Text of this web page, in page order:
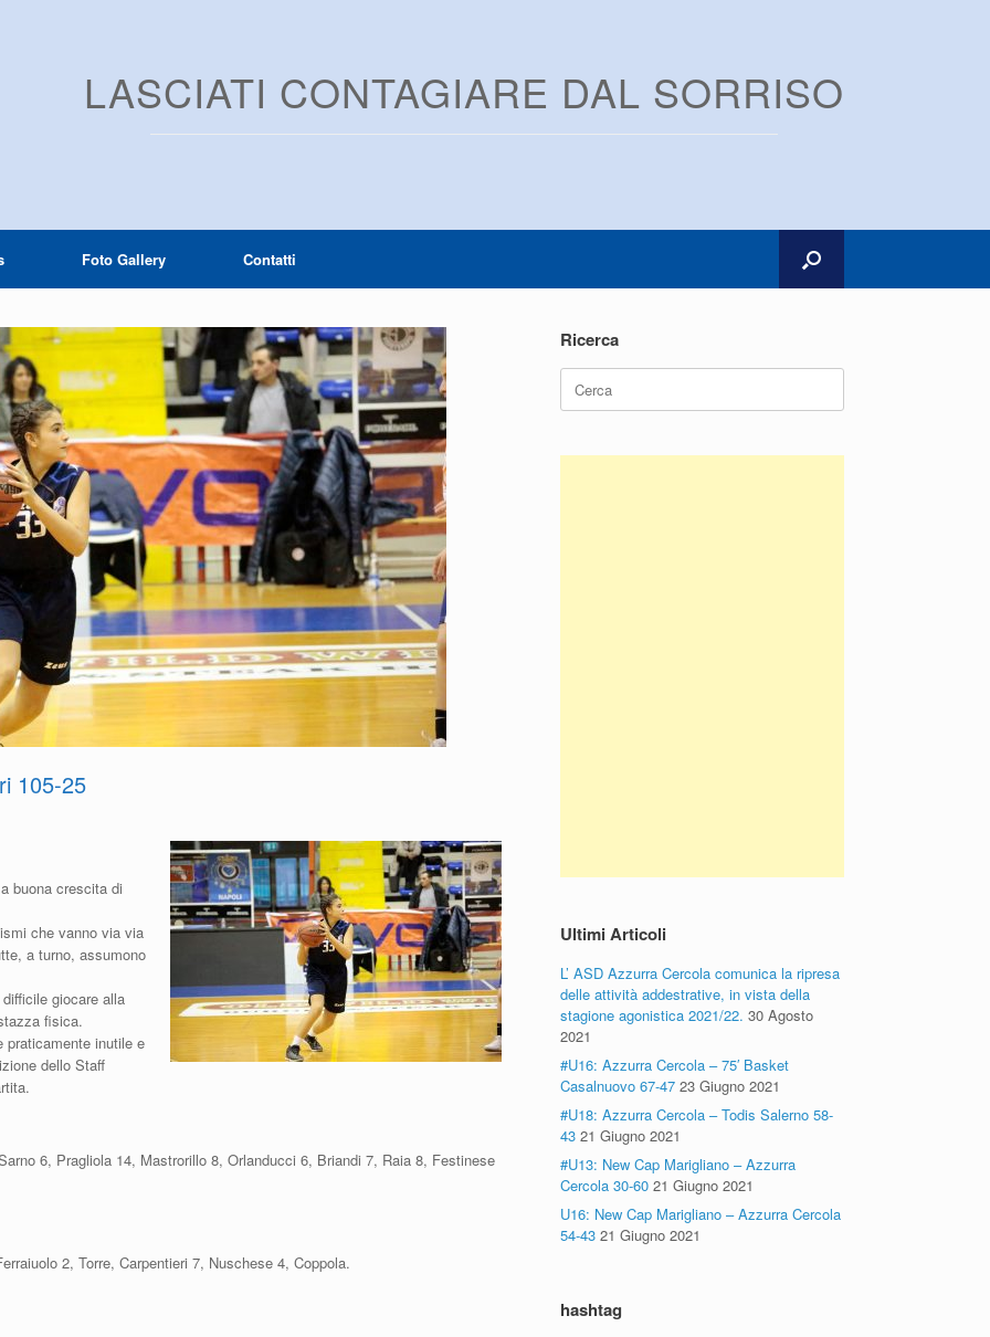
LASCIATI CONTAGIARE DAL SORRISO
Foto Gallery Contatti
105-25
buona crescita di
che vanno via via
a turno, assumono
giocare alla
fisica.
praticamente inutile e
dello Staff
6, Pragliola 14, Mastrorillo 8, Orlanducci 6, Briandi 7, Raia 8, Festinese
2, Torre, Carpentieri 7, Nuschese 4, Coppola.
Ricerca
Ricerca
per:
Ultimi Articoli
L’ ASD Azzurra Cercola comunica la ripresa
delle attività addestrative, in vista della
stagione agonistica 2021/22. 30 Agosto
2021
#U16: Azzurra Cercola – 75′ Basket
Casalnuovo 67-47 23 Giugno 2021
#U18: Azzurra Cercola – Todis Salerno 58-
43 21 Giugno 2021
#U13: New Cap Marigliano – Azzurra
Cercola 30-60 21 Giugno 2021
U16: New Cap Marigliano – Azzurra Cercola
54-43 21 Giugno 2021
hashtag